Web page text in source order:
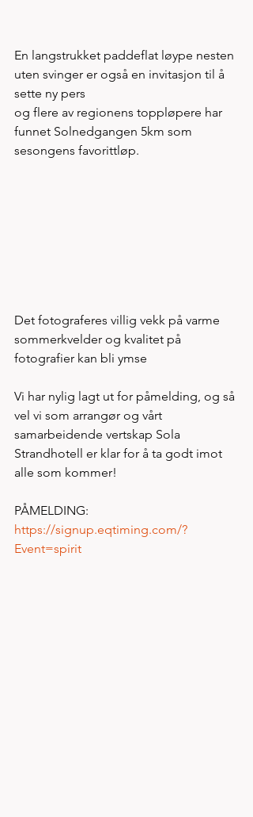
En langstrukket paddeflat løype nesten
uten svinger er også en invitasjon til å
sette ny pers
og flere av regionens toppløpere har
funnet Solnedgangen 5km som
sesongens favorittløp.
Det fotograferes villig vekk på varme
sommerkvelder og kvalitet på
fotografier kan bli ymse
Vi har nylig lagt ut for påmelding, og så
vel vi som arrangør og vårt
samarbeidende vertskap Sola
Strandhotell er klar for å ta godt imot
alle som kommer!
PÅMELDING:
https://signup.eqtiming.com/?
Event=spirit